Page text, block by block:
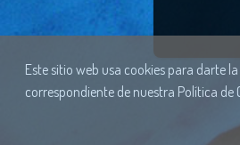
Este sitio web usa cookies para darte
correspondiente de nuestra Política